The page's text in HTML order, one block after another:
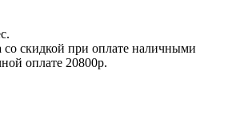
со скидкой при оплате наличными
оплате 20800р.